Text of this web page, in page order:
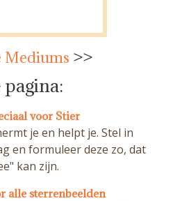
Mediums >>
pagina:
voor Stier
je en helpt je. Stel in
en formuleer deze zo, dat
kan zijn.
alle sterrenbeelden